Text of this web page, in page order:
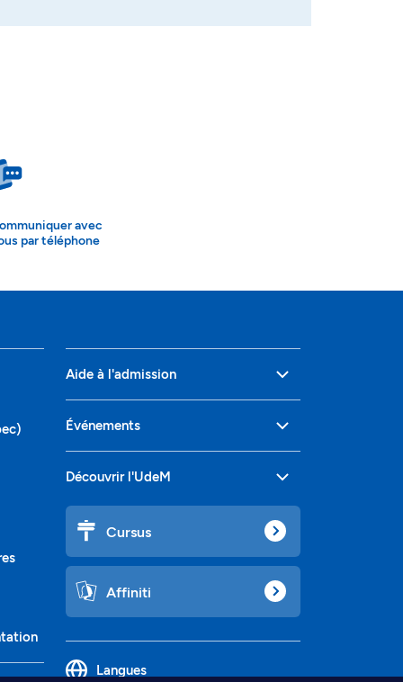
avec
par téléphone
Aide à l'admission
Événements
Découvrir l'UdeM
Cursus
Affiniti
Langues